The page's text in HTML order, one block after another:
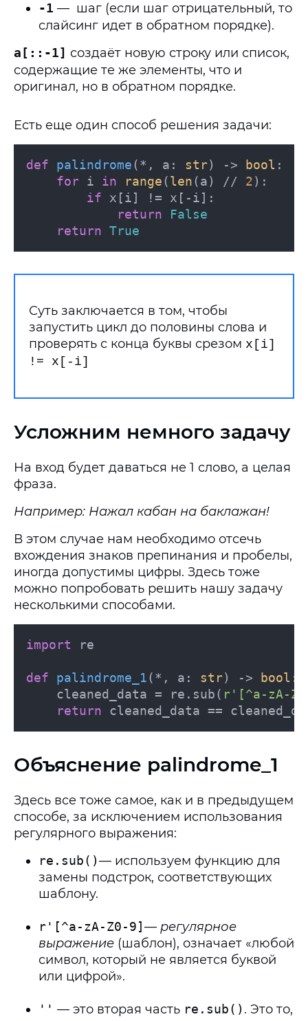
-1 — шаг (если шаг отрицательный, то
слайсинг идет в обратном порядке).
a[::-1] создаёт новую строку или список,
содержащие те же элементы, что и
оригинал, но в обратном порядке.
Есть еще один способ решения задачи:
def palindrome(*, a: str) -> bool :
for i in range(len(a) // 2):
if x[i] != x[-i]:
return
False
return True
Суть заключается в том, чтобы
запустить цикл до половины слова и
проверять с конца буквы срезом x[i]
!= x[-i]
Усложним немного задачу
На вход будет даваться не 1 слово, а целая
фраза.
Например: Нажал кабан на баклажан!
В этом случае нам необходимо отсечь
вхождения знаков препинания и пробелы,
иногда допустимы цифры. Здесь тоже
можно попробовать решить нашу задачу
несколькими способами.
import re
def palindrome_1(*, a: str) -> bool :
	cleaned_data = re.sub(
r'[^a-zA-
return cleaned_data ==
Объяснение palindrome_1
Здесь все тоже самое, как и в предыдущем
способе, за исключением использования
регулярного выражения:
re.sub()— используем функцию для
замены подстрок, соответствующих
шаблону.
r'[^a-zA-Z0-9] — регулярное
выражение (шаблон), означает «любой
символ, который не является буквой
или цифрой».
'' — это вторая часть re.sub() . Это то,